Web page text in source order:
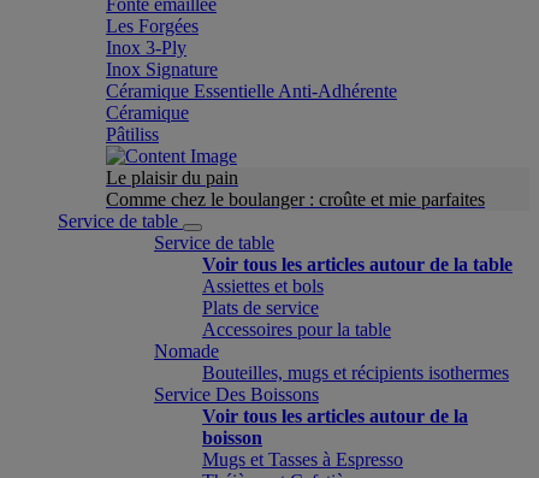
Fonte émaillée
Les Forgées
Inox 3-Ply
Inox Signature
Céramique Essentielle Anti-Adhérente
Céramique
Pâtiliss
Le plaisir du pain
Comme chez le boulanger : croûte et mie parfaites
Service de table
Service de table
Voir tous les articles autour de la table
Assiettes et bols
Plats de service
Accessoires pour la table
Nomade
Bouteilles, mugs et récipients isothermes
Service Des Boissons
Voir tous les articles autour de la
boisson
Mugs et Tasses à Espresso